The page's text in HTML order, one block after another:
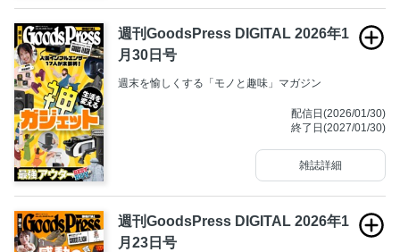
週刊GoodsPress DIGITAL 2026年1
月30日号
週末を愉しくする「モノと趣味」マガジン
配信日(2026/01/30)
終了日(2027/01/30)
今すぐ読む
週刊GoodsPress DIGITAL 2026年1
月23日号